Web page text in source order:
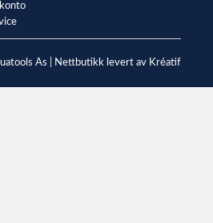
As | Nettbutikk levert av Kréatif